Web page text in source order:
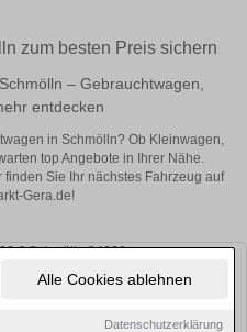
Alle Cookies ablehnen
Datenschutzerklärung
zum besten Preis sichern
– Gebrauchtwagen,
entdecken
in Schmölln? Ob Kleinwagen,
top Angebote in Ihrer Nähe.
finden Sie Ihr nächstes Fahrzeug auf
Gera.de!